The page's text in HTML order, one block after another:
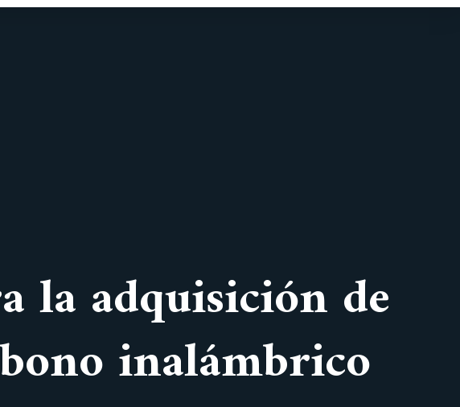
la adquisición de
inalámbrico